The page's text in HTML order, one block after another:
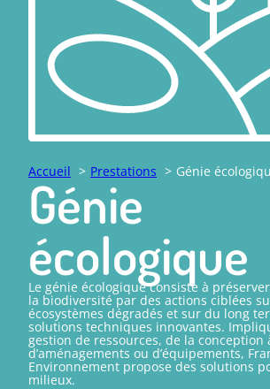
Accueil Prestations Génie
Génie
écologique
Le génie écologique consiste à
la biodiversité par des actions ciblées
écosystèmes dégradés et sur du long
solutions techniques innovantes.
gestion de ressources, de la conception
d’aménagements ou d’équipements,
Environnement propose des solutions
milieux.